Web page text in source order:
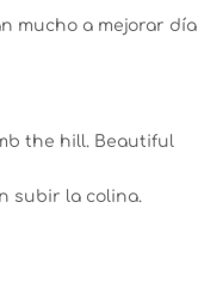
mucho a mejorar día
the hill. Beautiful
subir la colina.